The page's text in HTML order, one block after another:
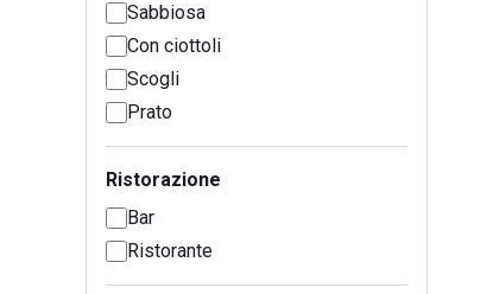
Sabbiosa
Con ciottoli
Scogli
Prato
Ristorazione
Bar
Ristorante